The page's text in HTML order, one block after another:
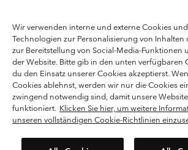
München Deutschland. Alle Rechte vorbehalten.
Nutzungsbedingungen
Allgemeine
Datenschutzerklärung
Bestimmungen und Bedingungen des Mitglieder
Nutzungsbedingungen Für Nutzergenerierte Inhalte
Cookies
Public CBCR
Kundenservice: Mo- Fr. 9:00 - 13:00 & 14:00- 18:00
Wir verwenden interne und externe Cookies
Technologien zur Personalisierung von Inhalten
zur Bereitstellung von Social-Media-Funktionen
der Website. Bitte gib in den unten verfügbaren
du den Einsatz unserer Cookies akzeptierst.
Cookies ablehnst, werden wir nur die Cookies
zwingend notwendig sind, damit unsere Website
funktioniert. Klicken Sie hier, um weitere
unseren vollständigen Cookie-Richtlinien
Bitte wählen Sie Ihr Lieferland und
Online-Einkauf